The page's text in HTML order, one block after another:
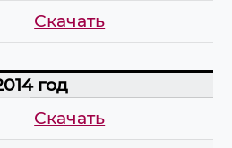
Скачать
год
Скачать